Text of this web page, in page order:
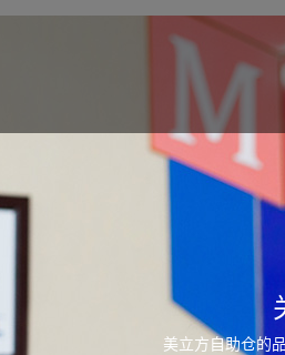
美立方自助仓的